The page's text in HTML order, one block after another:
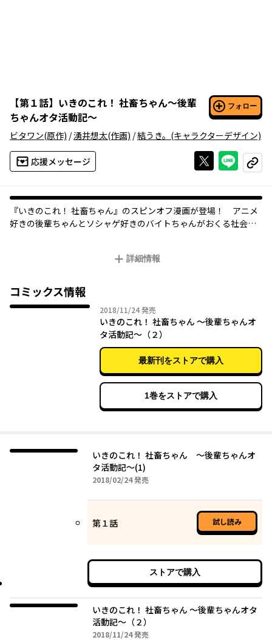
【第１話】 いきのこれ！ 社畜ちゃん～後輩
ちゃんオタ活動記～
フォロー
ビタワン(原作) /湧井想太(作画) /結うき。 (キャラクターデザイン)
応援メッセージ Xで投稿する
ライン
コピー
『いきのこれ！ 社畜ちゃん』のスピンオフ漫画が登場！ アニメ
好きの後輩ちゃんとソシャゲ好きのバイトちゃんがおくる社会人
詳細情報
コミックス情報
2018/11/242018年11月24日
発売
いきのこれ！ 社畜ちゃん ～後輩ちゃんオ
タ活動記～（２）
最新刊をストアで購入
1巻をストアで購入
いきのこれ！ 社畜ちゃん ～後輩ちゃんオ
タ活動記～(1)
2018/02/242018年02月24日
発売
第１話 試し読み
ストアで購入
いきのこれ！ 社畜ちゃん ～後輩ちゃんオタ
活動記～（２）
2018/11/242018年11月24日
発売